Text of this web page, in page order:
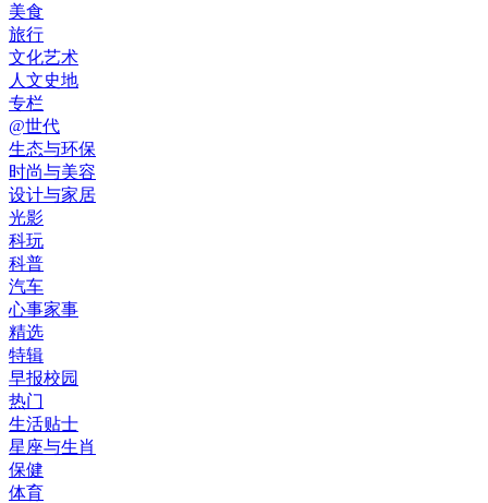
美食
旅行
文化艺术
人文史地
专栏
@世代
生态与环保
时尚与美容
设计与家居
光影
科玩
科普
汽车
心事家事
精选
特辑
早报校园
热门
生活贴士
星座与生肖
保健
体育